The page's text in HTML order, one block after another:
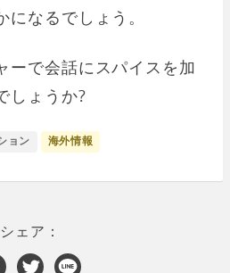
なるでしょう。
ーで会話にスパイスを加
しょうか?
ョン 海外情報
シェア：